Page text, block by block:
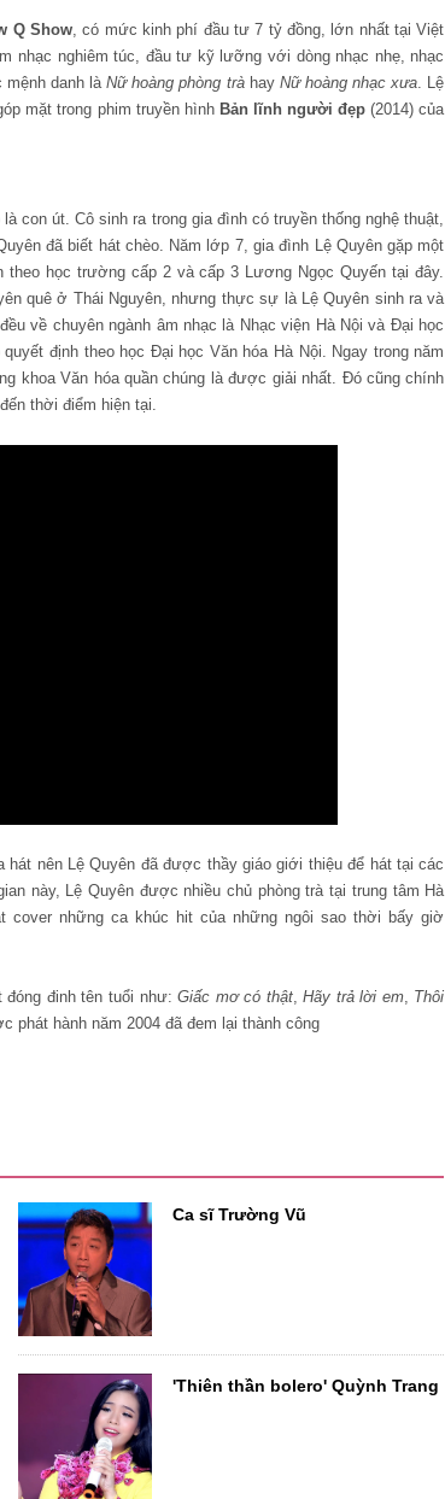
Q Show , có mức kinh phí đầu tư 7 tỷ đồng, lớn nhất tại Việt
nhạc nghiêm túc, đầu tư kỹ lưỡng với dòng nhạc nhẹ, nhạc
mệnh danh làNữ hoàng phòng tràhay Nữ hoàng nhạc xưa . Lệ
mặt trong phim truyền hình Bản lĩnh người đẹp (2014) của
con út. Cô sinh ra trong gia đình có truyền thống nghệ thuật,
đã biết hát chèo. Năm lớp 7, gia đình Lệ Quyên gặp một
học trường cấp 2 và cấp 3 Lương Ngọc Quyến tại đây.
quê ở Thái Nguyên, nhưng thực sự là Lệ Quyên sinh ra và
về chuyên ngành âm nhạc là Nhạc viện Hà Nội và Đại học
định theo học Đại học Văn hóa Hà Nội. Ngay trong năm
khoa Văn hóa quần chúng là được giải nhất. Đó cũng chính
thời điểm hiện tại.
nên Lệ Quyên đã được thầy giáo giới thiệu để hát tại các
này, Lệ Quyên được nhiều chủ phòng trà tại trung tâm Hà
cover những ca khúc hit của những ngôi sao thời bấy giờ
đóng đinh tên tuổi như:Giấc mơ có thật,Hãy trả lời em, Thôi
phát hành năm 2004 đã đem lại thành công
Ca sĩ Trường Vũ
'Thiên thần bolero' Quỳnh Trang